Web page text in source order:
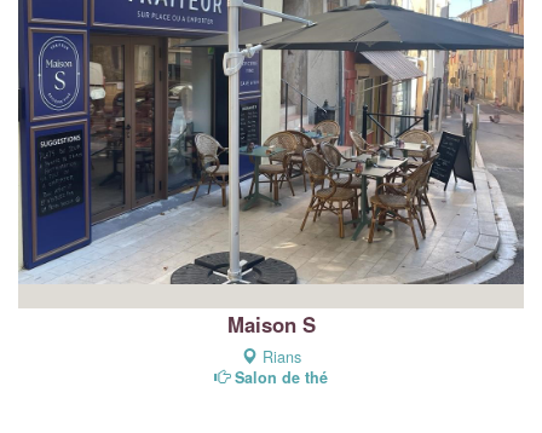
Maison S
Rians
Salon de thé